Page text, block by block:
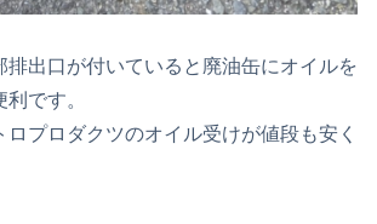
排出口が付いていると廃油缶にオイルを
です。
プロダクツのオイル受けが値段も安く